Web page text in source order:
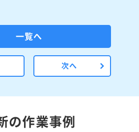
一覧へ
次へ
の作業事例